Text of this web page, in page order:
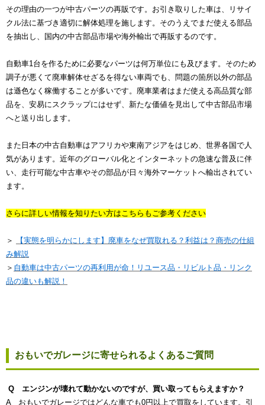
その理由の一つが中古パーツの再販です。お引き取りした車は、リサイ
クル法に基づき適切に解体処理を施します。そのうえでまだ使える部品
を抽出し、国内の中古部品市場や海外輸出で再販するのです。
自動車1台を作るために必要なパーツは何万単位にも及びます。そのため
調子が悪くて廃車解体せざるを得ない車両でも、問題の箇所以外の部品
は遜色なく稼働することが多いです。廃車業者はまだ使える高品質な部
品を、安易にスクラップにはせず、新たな価値を見出して中古部品市場
へと送り出します。
また日本の中古自動車はアフリカや東南アジアをはじめ、世界各国で人
気があります。近年のグローバル化とインターネットの急速な普及に伴
い、走行可能な中古車やその部品が日々海外マーケットへ輸出されてい
ます。
さらに詳しい情報を知りたい方はこちらもご参考ください
＞
【実態を明らかにします】廃車をなぜ買取れる？利益は？商売の仕組
み解説
＞ 自動車は中古パーツの再利用が命！リユース品・リビルト品・リンク
品の違いも解説！
おもいでガレージに寄せられるよくあるご質問
Q エンジンが壊れて動かないのですが、買い取ってもらえますか？
A おもいでガレージではどんな車でも0円以上で買取をしています。引